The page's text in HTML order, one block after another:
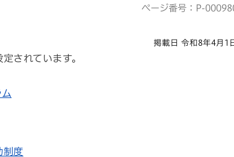
ページ番号：P-
掲載日 令和8年4月1
されています。
制度